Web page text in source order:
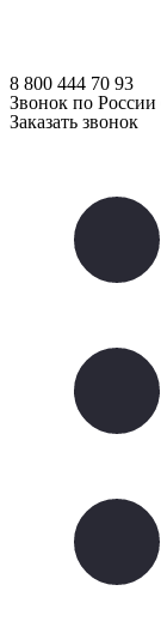
8 800 444 70 93
Звонок по России
Заказать звонок